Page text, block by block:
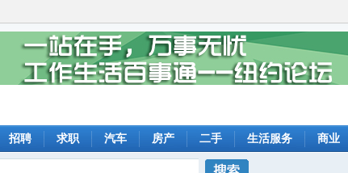
招聘 求职 汽车 房产 二手 生活服务 商业